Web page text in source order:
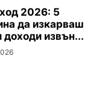
2026: 5
да изкарваш
доходи извън...